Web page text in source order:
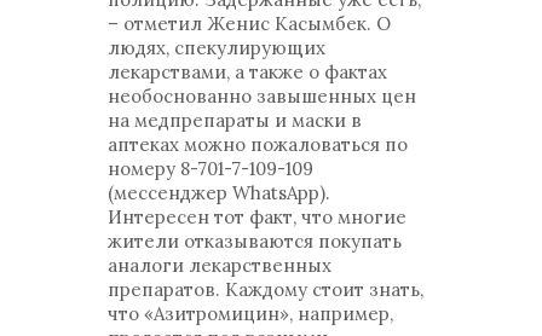
– отметил Женис Касымбек. О
людях, спекулирующих
лекарствами, а также о фактах
необоснованно завышенных цен
на медпрепараты и маски в
аптеках можно пожаловаться по
номеру 8-701-7-109-109
(мессенджер WhatsАpp).
Интересен тот факт, что многие
жители отказываются покупать
аналоги лекарственных
препаратов. Каждому стоит знать,
что «Азитромицин», например,